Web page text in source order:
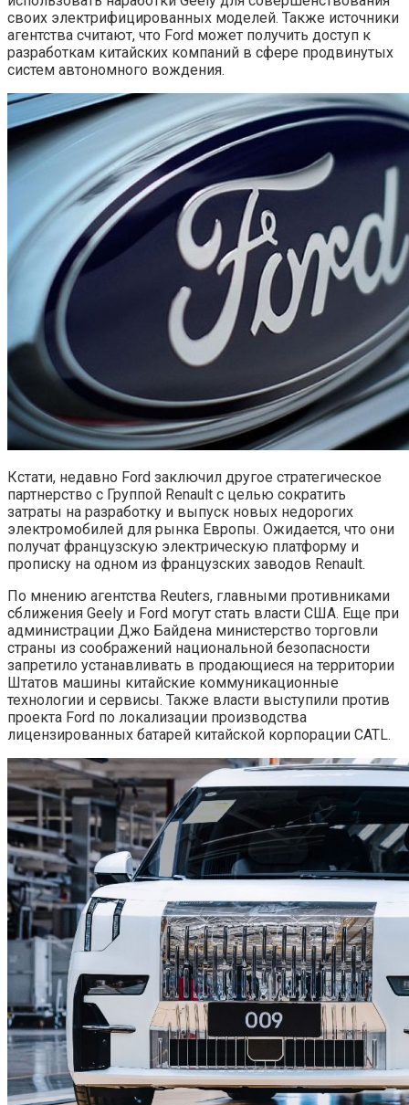
своих электрифицированных моделей. Также источники
агентства считают, что Ford может получить доступ к
разработкам китайских компаний в сфере продвинутых
систем автономного вождения.
Кстати, недавно Ford заключил другое стратегическое
партнерство с Группой Renault с целью сократить
затраты на разработку и выпуск новых недорогих
электромобилей для рынка Европы. Ожидается, что они
получат французскую электрическую платформу и
прописку на одном из французских заводов Renault.
По мнению агентства Reuters, главными противниками
сближения Geely и Ford могут стать власти США. Еще при
администрации Джо Байдена министерство торговли
страны из соображений национальной безопасности
запретило устанавливать в продающиеся на территории
Штатов машины китайские коммуникационные
технологии и сервисы. Также власти выступили против
проекта Ford по локализации производства
лицензированных батарей китайской корпорации CATL.